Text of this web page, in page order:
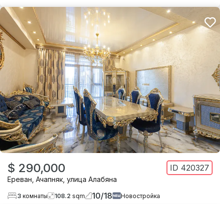
$ 290,000 ID 420327
Ереван Ачапняк улица Алабяна
3 комнаты 108.2 sqm 10/18 Новостройка